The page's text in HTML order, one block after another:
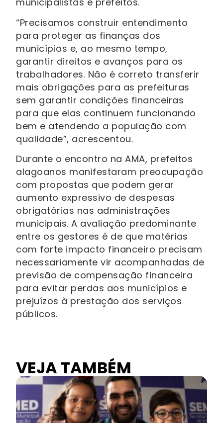
“Precisamos construir entendimento
para proteger as finanças dos
municípios e, ao mesmo tempo,
garantir direitos e avanços para os
trabalhadores. Não é correto transferir
mais obrigações para as prefeituras
sem garantir condições financeiras
para que elas continuem funcionando
bem e atendendo a população com
qualidade”, acrescentou.
Durante o encontro na AMA, prefeitos
alagoanos manifestaram preocupação
com propostas que podem gerar
aumento expressivo de despesas
obrigatórias nas administrações
municipais. A avaliação predominante
entre os gestores é de que matérias
com forte impacto financeiro precisam
necessariamente vir acompanhadas de
previsão de compensação financeira
para evitar perdas aos municípios e
prejuízos à prestação dos serviços
públicos.
VEJA TAMBÉM